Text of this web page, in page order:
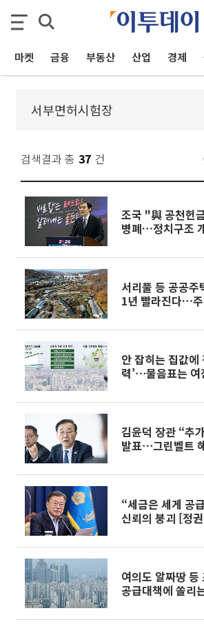
마켓 금융 부동산 산업 경제
검색결과 총 37 건
조국 "與 공천헌
병폐…정치구조
서리풀 등 공공주
1년 빨라진다…주
안 잡히는 집값에
력’⋯물음표는 여
김윤덕 장관 “추
발표⋯그린벨트
“세금은 세게 공
신뢰의 붕괴 [정
여의도 알짜땅
공급대책에 쏠리